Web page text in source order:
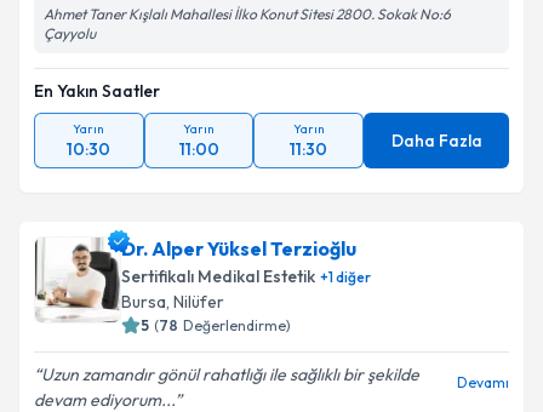
Ahmet Taner Kışlalı Mahallesi İlko Konut Sitesi 2800. Sokak No:6
Çayyolu
En Yakın Saatler
Yarın
10:30
Yarın
11:00
Yarın
11:30 Daha Fazla
Dr. Alper Yüksel Terzioğlu
Sertifikalı Medikal Estetik +1diğer
Bursa, Nilüfer
5 (78 Değerlendirme)
Uzun zamandır gönül rahatlığı ile sağlıklı bir şekilde
devam ediyorum...
Devamı